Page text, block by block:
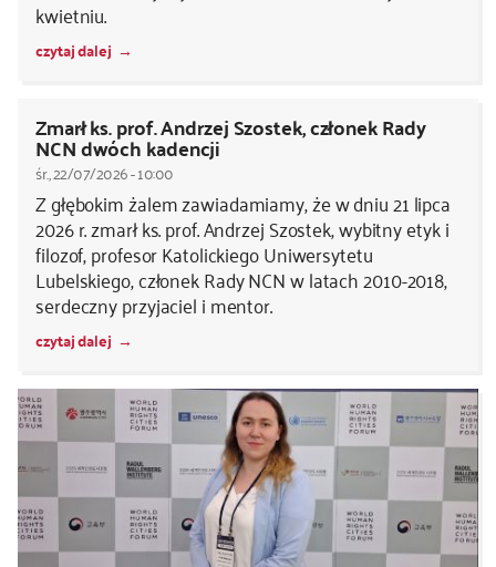
kwietniu.
czytaj dalej
Zmarł ks. prof. Andrzej Szostek, członek Rady
NCN dwóch kadencji
śr., 22/07/2026 - 10:00
Z głębokim żalem zawiadamiamy, że w dniu 21 lipca
2026 r. zmarł ks. prof. Andrzej Szostek, wybitny etyk i
filozof, profesor Katolickiego Uniwersytetu
Lubelskiego, członek Rady NCN w latach 2010-2018,
serdeczny przyjaciel i mentor.
czytaj dalej